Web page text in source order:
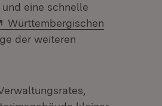
eine schnelle
Extern:
Württembergischen
der weiteren